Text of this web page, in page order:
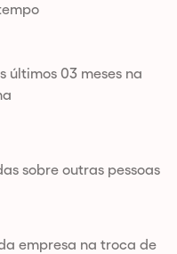
últimos 03 meses na
sobre outras pessoas
empresa na troca de